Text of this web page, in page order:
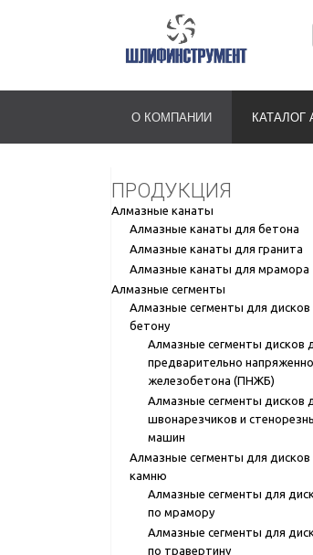
О КОМПАНИИ КАТАЛОГ
ПРОДУКЦИЯ
Алмазные канаты
Алмазные канаты для бетона
Алмазные канаты для гранита
Алмазные канаты для мрамора
Алмазные сегменты
Алмазные сегменты для дисков
бетону
Алмазные сегменты дисков
предварительно
железобетона (ПНЖБ)
Алмазные сегменты дисков
швонарезчиков и
машин
Алмазные сегменты для дисков
камню
Алмазные сегменты для
по мрамору
Алмазные сегменты для
по травертину